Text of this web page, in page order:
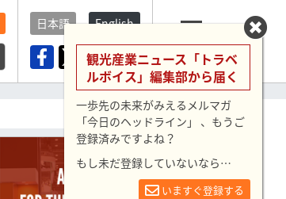
日本語 English
メニュー
観光産業ニュース「トラベ
ルボイス」編集部から届く
一歩先の未来がみえるメルマガ
「今日のヘッドライン」 、もうご
登録済みですよね？
もし未だ登録していないなら…
いますぐ登録する